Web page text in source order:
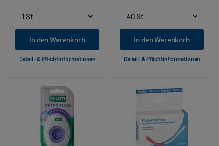
In den Warenkorb
Detail- & Pflichtinformationen
In den Warenkorb
Detail- & Pflichtinformationen